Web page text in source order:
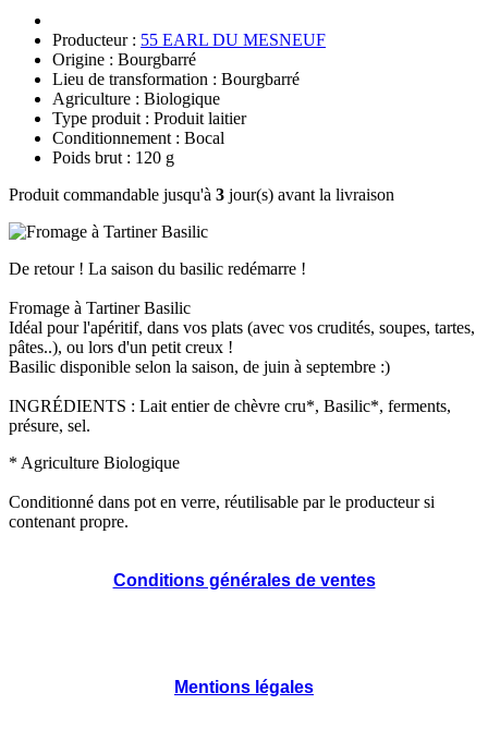
Producteur : 55 EARL DU MESNEUF
Origine : Bourgbarré
Lieu de transformation : Bourgbarré
Agriculture : Biologique
Type produit : Produit laitier
Conditionnement : Bocal
Poids brut : 120 g
Produit commandable jusqu'à 3 jour(s) avant la livraison
De retour ! La saison du basilic redémarre !
Fromage à Tartiner Basilic
Idéal pour l'apéritif, dans vos plats (avec vos crudités, soupes, tartes,
pâtes..), ou lors d'un petit creux !
Basilic disponible selon la saison, de juin à septembre :)
INGRÉDIENTS : Lait entier de chèvre cru*, Basilic*, ferments,
présure, sel.
* Agriculture Biologique
Conditionné dans pot en verre, réutilisable par le producteur si
contenant propre.
Conditions générales de ventes
Mentions légales